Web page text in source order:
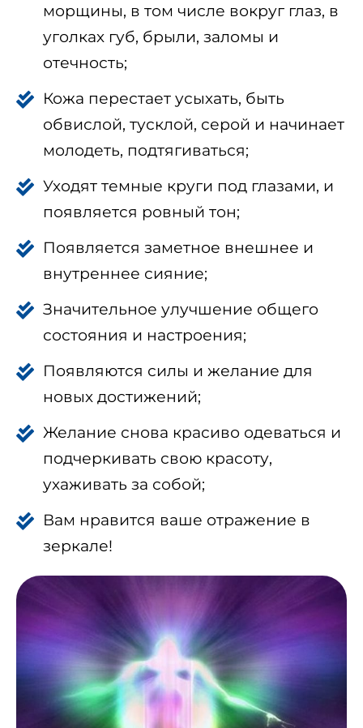
морщины, в том числе вокруг глаз, в
уголках губ, брыли, заломы и
отечность;
Кожа перестает усыхать, быть
обвислой, тусклой, серой и начинает
молодеть, подтягиваться;
Уходят темные круги под глазами, и
появляется ровный тон;
Появляется заметное внешнее и
внутреннее сияние;
Значительное улучшение общего
состояния и настроения;
Появляются силы и желание для
новых достижений;
Желание снова красиво одеваться и
подчеркивать свою красоту,
ухаживать за собой;
Вам нравится ваше отражение в
зеркале!